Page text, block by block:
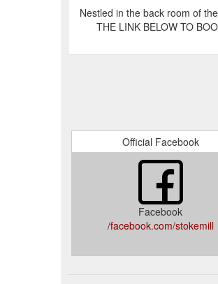
Nestled in the back room of
THE LINK BELOW TO
Official Facebook
Facebook
facebook.com/stokemill/